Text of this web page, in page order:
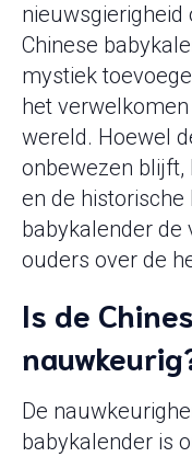
Chinese
mystiek
het
wereld. Hoewel
onbewezen
en de historische
babykalender de
ouders over de
Is de
De
babykalender is